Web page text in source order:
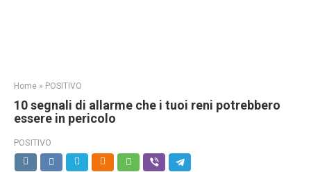
Home » POSITIVO
10 segnali di allarme che i tuoi reni potrebbero
essere in pericolo
POSITIVO